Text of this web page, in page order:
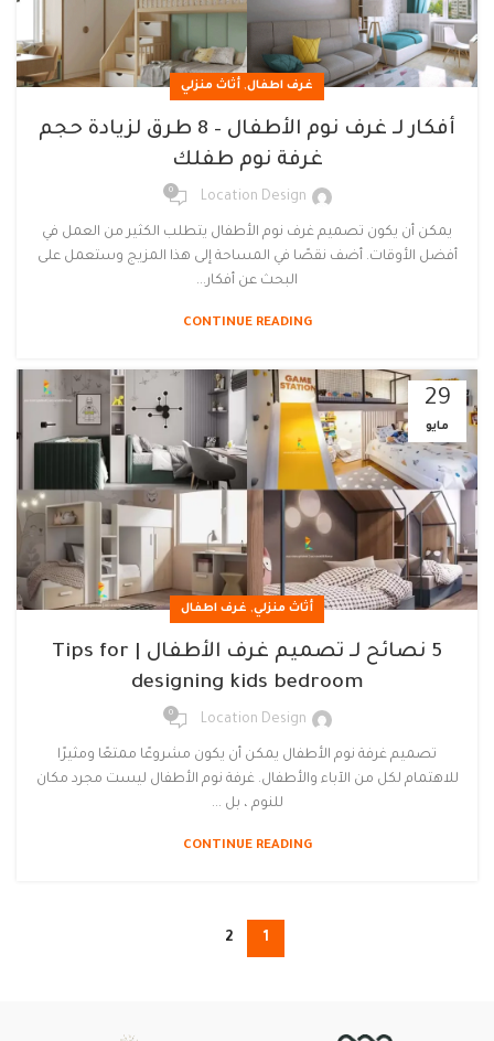
غرف اطفال, أثاث منزلي
أفكار لـ غرف نوم الأطفال – 8 طرق لزيادة حجم
غرفة نوم طفلك
Location Design
0
يمكن أن يكون تصميم غرف نوم الأطفال يتطلب الكثير من العمل في
أفضل الأوقات. أضف نقصًا في المساحة إلى هذا المزيج وستعمل على
البحث عن أفكار...
CONTINUE READING
29
مايو
أثاث منزلي, غرف اطفال
5 نصائح لـ تصميم غرف الأطفال | Tips for
designing kids bedroom
Location Design
0
تصميم غرفة نوم الأطفال يمكن أن يكون مشروعًا ممتعًا ومثيرًا
للاهتمام لكل من الآباء والأطفال. غرفة نوم الأطفال ليست مجرد مكان
للنوم ، بل ...
CONTINUE READING
1
2